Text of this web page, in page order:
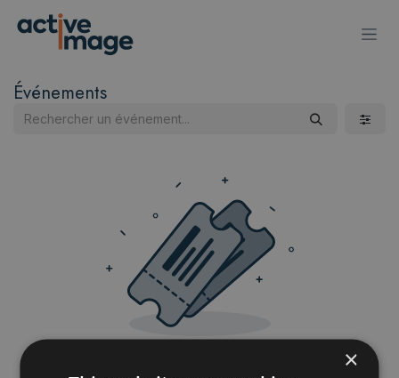
Événements
Aucun événement n'est planifié pour
×